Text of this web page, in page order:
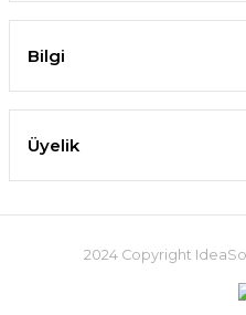
Bilgi
Üyelik
2024 Copyright